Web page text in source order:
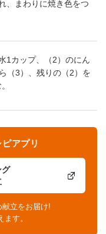
、まわりに焼き色をつ
1カップ、（2）のにん
（3）、残りの（2）を
グ
アプリ
立をお届け!
す。